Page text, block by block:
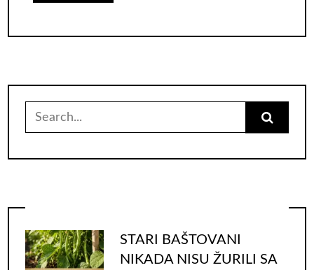
Search
STARI BAŠTOVANI
NIKADA NISU ŽURILI SA